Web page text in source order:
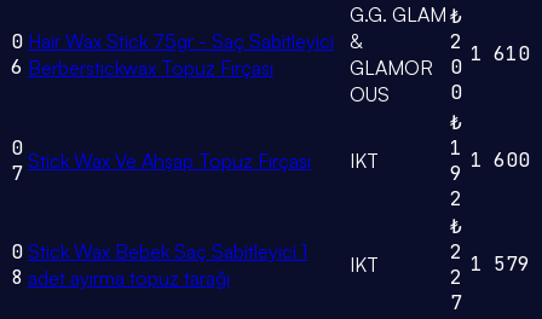
0
6
Hair Wax Stick 75gr - Saç Sabitleyici
Berberstıckwax Topuz Fırçası
G.G. GLAM
&
GLAMOR
OUS
₺
2
0
0
1 610
0
7 Stick Wax Ve Ahşap Topuz Fırçası IKT
₺
1
9
2
1 600
0
8
Stick Wax Bebek Saç Sabitleyici 1
adet ayırma topuz tarağı
IKT
₺
2
2
7
1 579